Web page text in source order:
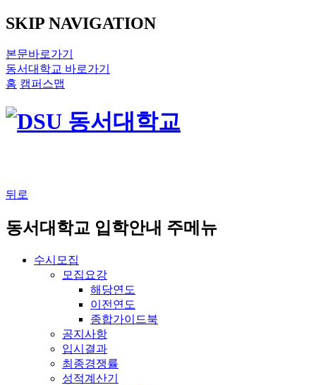
SKIP NAVIGATION
본문바로가기
동서대학교 바로가기
홈 캠퍼스맵
뒤로
동서대학교 입학안내 주메뉴
수시모집
모집요강
해당연도
이전연도
종합가이드북
공지사항
입시결과
최종경쟁률
성적계산기